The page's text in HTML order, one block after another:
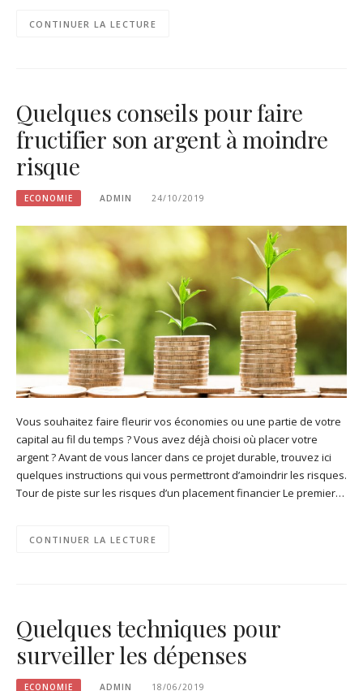
CONTINUER LA LECTURE
Quelques conseils pour faire
fructifier son argent à moindre
risque
ECONOMIE ADMIN 24/10/2019
Vous souhaitez faire fleurir vos économies ou une partie de votre
capital au fil du temps ? Vous avez déjà choisi où placer votre
argent ? Avant de vous lancer dans ce projet durable, trouvez ici
quelques instructions qui vous permettront d’amoindrir les risques.
Tour de piste sur les risques d’un placement financier Le premier…
CONTINUER LA LECTURE
Quelques techniques pour
surveiller les dépenses
ECONOMIE ADMIN 18/06/2019